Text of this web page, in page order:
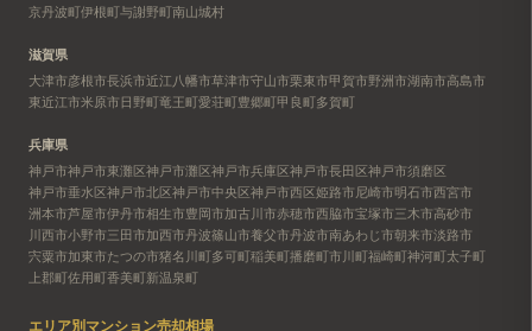
京丹波町伊根町与謝野町南山城村
滋賀県
大津市彦根市長浜市近江八幡市草津市守山市栗東市甲賀市野洲市湖南市高島市
東近江市米原市日野町竜王町愛荘町豊郷町甲良町多賀町
兵庫県
神戸市神戸市東灘区神戸市灘区神戸市兵庫区神戸市長田区神戸市須磨区
神戸市垂水区神戸市北区神戸市中央区神戸市西区姫路市尼崎市明石市西宮市
洲本市芦屋市伊丹市相生市豊岡市加古川市赤穂市西脇市宝塚市三木市高砂市
川西市小野市三田市加西市丹波篠山市養父市丹波市南あわじ市朝来市淡路市
宍粟市加東市たつの市猪名川町多可町稲美町播磨町市川町福崎町神河町太子町
上郡町佐用町香美町新温泉町
エリア別マンション売却相場